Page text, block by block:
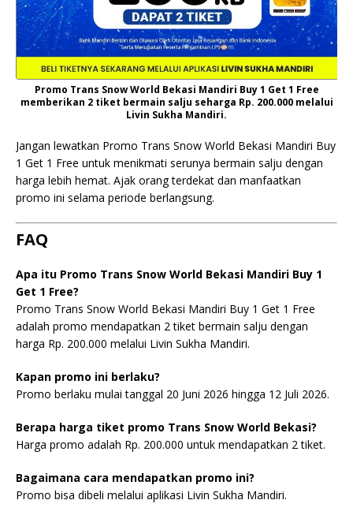
Promo Trans Snow World Bekasi Mandiri Buy 1 Get 1 Free
memberikan 2 tiket bermain salju seharga Rp. 200.000 melalui
Livin Sukha Mandiri.
Jangan lewatkan Promo Trans Snow World Bekasi Mandiri Buy
1 Get 1 Free untuk menikmati serunya bermain salju dengan
harga lebih hemat. Ajak orang terdekat dan manfaatkan
promo ini selama periode berlangsung.
FAQ
Apa itu Promo Trans Snow World Bekasi Mandiri Buy 1
Get 1 Free?
Promo Trans Snow World Bekasi Mandiri Buy 1 Get 1 Free
adalah promo mendapatkan 2 tiket bermain salju dengan
harga Rp. 200.000 melalui Livin Sukha Mandiri.
Kapan promo ini berlaku?
Promo berlaku mulai tanggal 20 Juni 2026 hingga 12 Juli 2026.
Berapa harga tiket promo Trans Snow World Bekasi?
Harga promo adalah Rp. 200.000 untuk mendapatkan 2 tiket.
Bagaimana cara mendapatkan promo ini?
Promo bisa dibeli melalui aplikasi Livin Sukha Mandiri.